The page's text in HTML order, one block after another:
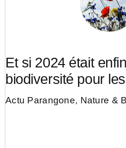
Et si 2024 était
biodiversité pour
Actu Parangone, Nature &